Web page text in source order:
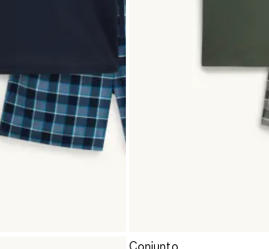
Conjunto